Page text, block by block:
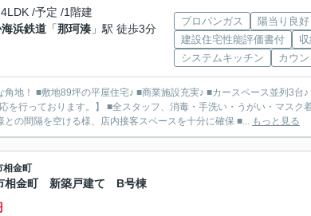
/予定 /1階建
浜鉄道 「那珂湊 」駅 徒歩3分
プロパンガス
陽当り良好
建設住宅性能評価書付
システムキッチン
カウ
地！ ■敷地89坪の平屋住宅♪ ■商業施設充実♪ ■カースペース並列3台
を行っております。】 ■全スタッフ、消毒・手洗い・うがい・マスク
の間隔を空ける様、店内接客スペースを十分に確保 ■... もっと見る
相金町
相金町 新築戸建て B号棟